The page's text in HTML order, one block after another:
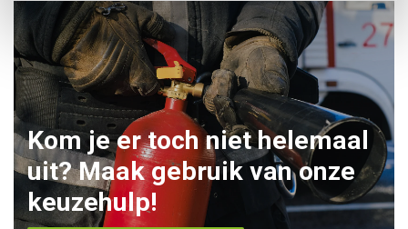
Kom je er toch niet helemaal
uit? Maak gebruik van onze
keuzehulp!